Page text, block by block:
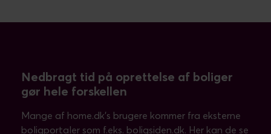
Nedbragt tid på oprettelse af boliger
gør hele forskellen
Mange af home.dk’s brugere kommer fra eksterne
boligportaler som f.eks. boligsiden.dk. Her kan de se